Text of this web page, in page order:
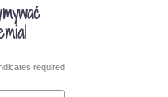
required